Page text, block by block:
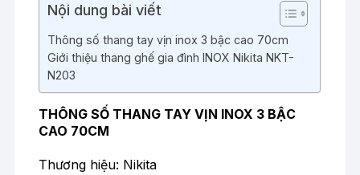
Nội dung bài viết
Thông số thang tay vịn inox 3 bậc cao 70cm
Giới thiệu thang ghế gia đình INOX Nikita NKT-
N203
THÔNG SỐ THANG TAY VỊN INOX 3 BẬC
CAO 70CM
Thương hiệu: Nikita